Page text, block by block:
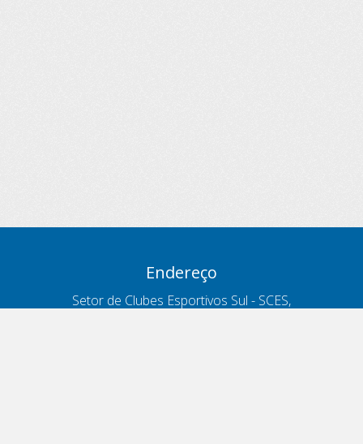
Endereço
Setor de Clubes Esportivos Sul - SCES,